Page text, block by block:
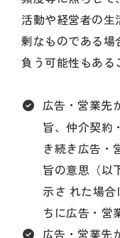
活動や経営者の
剰なものである場
負う可能性もある
広告・営業先
旨、仲介契約
き続き広告・
旨の意思（以
示さ れた場
ちに広告・営
広告・営業先